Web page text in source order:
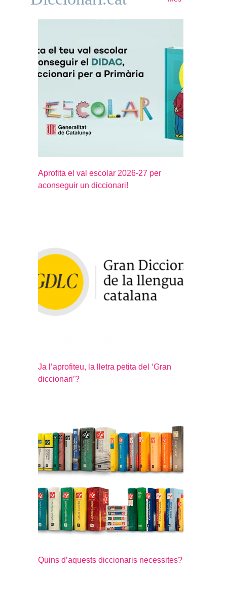
Aprofita el val escolar 2026-27 per
aconseguir un diccionari!
Ja l’aprofiteu, la lletra petita del ‘Gran
diccionari’?
Quins d’aquests diccionaris necessites?